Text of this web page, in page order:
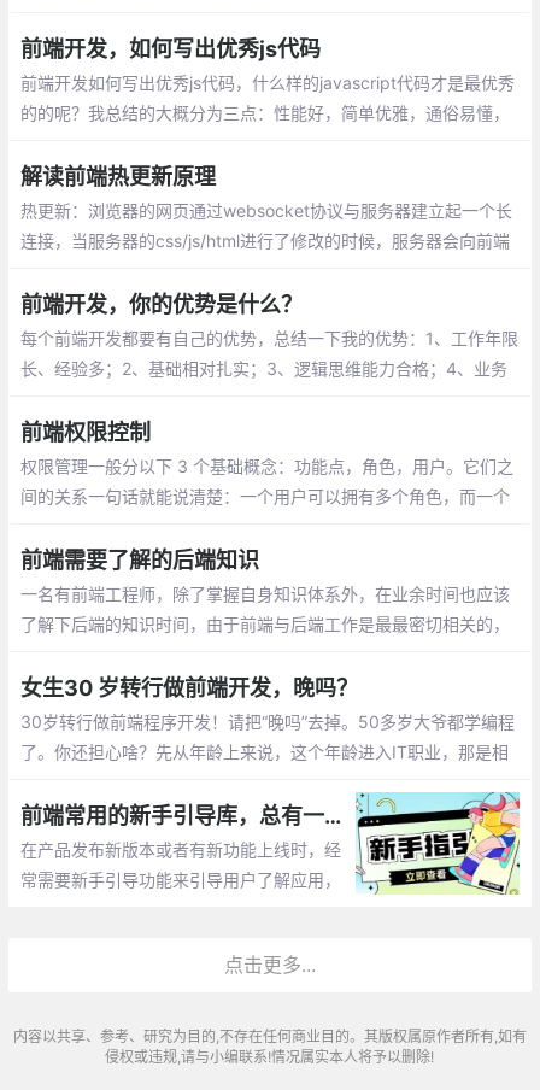
开发,五、 前端开发都有哪些内容,六、 开发
环境
前端开发，如何写出优秀js代码
前端开发如何写出优秀js代码，什么样的javascript代码才是最优秀
的的呢？我总结的大概分为三点：性能好，简单优雅，通俗易懂，
解读前端热更新原理
热更新：浏览器的网页通过websocket协议与服务器建立起一个长
连接，当服务器的css/js/html进行了修改的时候，服务器会向前端
直接操作dom，局部刷新，如果是js发生了改变，只好刷新整个页
面。
前端开发，你的优势是什么？
每个前端开发都要有自己的优势，总结一下我的优势：1、工作年限
长、经验多；2、基础相对扎实；3、逻辑思维能力合格；4、业务
前端权限控制
权限管理一般分以下 3 个基础概念：功能点，角色，用户。它们之
间的关系一句话就能说清楚：一个用户可以拥有多个角色，而一个
前端需要了解的后端知识
一名有前端工程师，除了掌握自身知识体系外，在业余时间也应该
了解下后端的知识时间，由于前端与后端工作是最最密切相关的，
算机网络、数据结构和算法、计算机组成和原理、离散数学等知识
都要涉及。
女生30 岁转行做前端开发，晚吗？
30岁转行做前端程序开发！请把“晚吗”去掉。50多岁大爷都学编程
了。你还担心啥？先从年龄上来说，这个年龄进入IT职业，那是相
子。
前端常用的新手引导库，总有一款适合你！
在产品发布新版本或者有新功能上线时，经
常需要新手引导功能来引导用户了解应用，
点击更多...
内容以共享、参考、研究为目的,不存在任何商业目的。其版权属原作者所有,如有
侵权或违规,请与小编联系!情况属实本人将予以删除!